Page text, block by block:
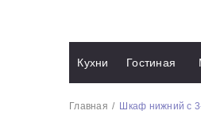
Кухни Гостиная
Главная Шкаф нижний с